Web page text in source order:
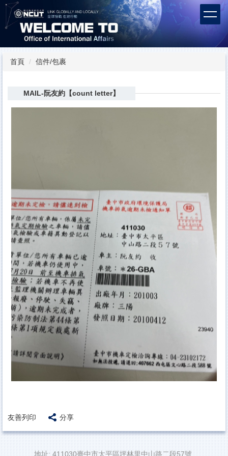
跳
到
主
內
容首頁 信件/包裹
MAIL-阮友約【count letter】
友善列印 分享
地址: 411030臺中市太平區坪林里中山路二段57號